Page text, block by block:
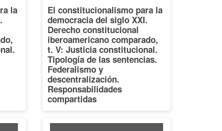
la
El constitucionalismo para la
democracia del siglo XXI.
Derecho constitucional
iberoamericano comparado,
t. V: Justicia constitucional.
Tipología de las sentencias.
Federalismo y
descentralización.
Responsabilidades
compartidas